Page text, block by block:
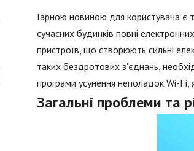
Гарною новиною для користувача є
сучасних будинків повні
пристроїв, що створюють сильні
таких бездротових з'єднань,
програми усунення неполадок Wi-Fi,
Загальні проблеми та